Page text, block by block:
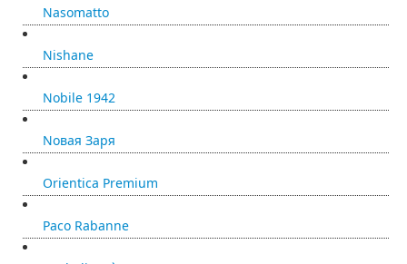
Nasomatto
Nishane
Nobile 1942
Nовая Заря
Orientica Premium
Paco Rabanne